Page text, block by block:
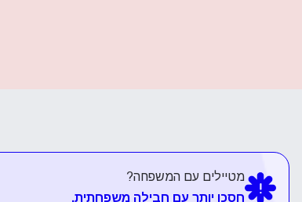
מטיילים עם המשפחה?
חסכו יותר עם חבילה משפחתית.